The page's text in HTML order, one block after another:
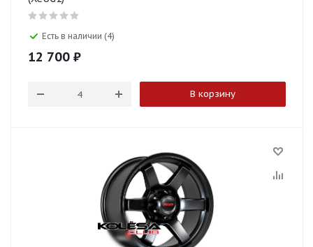
Есть в наличии (4)
12 700 ₽
В корзину